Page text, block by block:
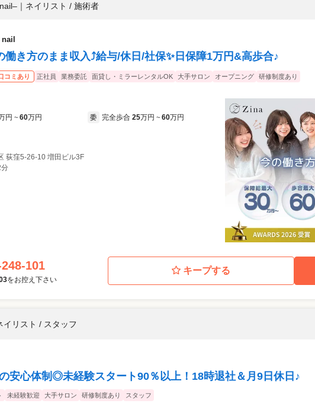
｜ ネイリスト / 施術者
働き方のまま収入⤴️給与/休日/社保✨日保障1万円&高歩合♪
コミあり 正社員 業務委託 面貸し・ミラーレンタルOK 大手サロン オープニング 研修制度あり
円 ~ 60万円 委 完全歩合 25万円 ~ 60万円
荻窪5-26-10 増田ビル3F
キープする
101
をお控え下さい
イリスト / スタッフ
安心体制◎未経験スタート90％以上！18時退社＆月9日休日♪
未経験歓迎 大手サロン 研修制度あり スタッフ